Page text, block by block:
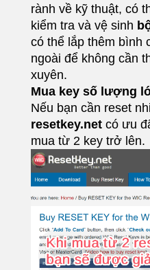
rành về kỹ thuật, có
kiểm tra và vệ sinh
có thể lắp thêm bình
ngoài để không cần
xuyên.
Mua key số lượng
Nếu bạn cần reset
resetkey.net có ưu
mua từ 2 key trở lên.